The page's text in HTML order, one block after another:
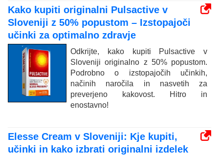
Kako kupiti originalni Pulsactive v
Sloveniji z 50% popustom – Izstopajoči
učinki za optimalno zdravje
Odkrijte, kako kupiti Pulsactive v
Sloveniji originalno z 50% popustom.
Podrobno o izstopajočih učinkih,
načinih naročila in nasvetih za
preverjeno kakovost. Hitro in
enostavno!
Elesse Cream v Sloveniji: Kje kupiti,
učinki in kako izbrati originalni izdelek